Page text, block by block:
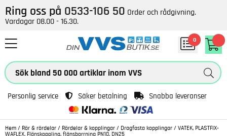
Ring oss på 0533-106 50 Order och rådgivning.
Vardagar 08.00 - 16.30.
0
Personlig service Säker betalning Snabba leveranser
Hem / Rör & rördelar / Rördelar & kopplingar / Dragfasta kopplingar / VATEK, PLASTFIX-
WAFLEX, Flänskoppling, flänsborrning PN10, DN25